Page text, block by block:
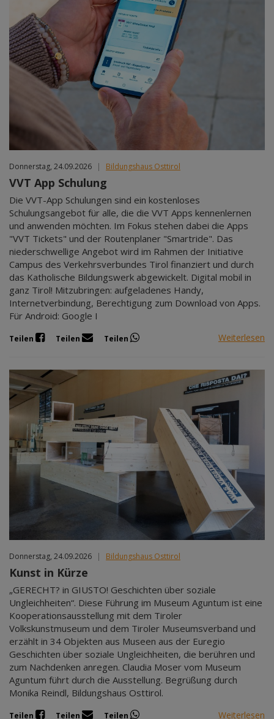
Nov 2026
Dez 2026
Jan 2027
Feb 2027
Mär 2027
Apr 2027
Mai 2027
Jun 2027
Donnerstag, 24.09.2026 | Bildungshaus Osttirol
VVT App Schulung
Die VVT-App Schulungen sind ein kostenloses
Schulungsangebot für alle, die die VVT Apps kennenlernen
und anwenden möchten. Im Fokus stehen dabei die Apps
"VVT Tickets" und der Routenplaner "Smartride". Das
niederschwellige Angebot wird im Rahmen der Initiative
Campus des Verkehrsverbundes Tirol finanziert und durch
das Katholische Bildungswerk abgewickelt. Digital mobil in
ganz Tirol! Mitzubringen: aufgeladenes Handy,
Internetverbindung, Berechtigung zum Download von Apps.
Für Android: Google I
Teilen Teilen Teilen Weiterlesen
Donnerstag, 24.09.2026 | Bildungshaus Osttirol
Kunst in Kürze
„GERECHT? in GIUSTO! Geschichten über soziale
Ungleichheiten“. Diese Führung im Museum Aguntum ist eine
Kooperationsausstellung mit dem Tiroler
Volkskunstmuseum und dem Tiroler Museumsverband und
erzählt in 34 Objekten aus Museen aus der Euregio
Geschichten über soziale Ungleichheiten, die berühren und
zum Nachdenken anregen. Claudia Moser vom Museum
Aguntum führt durch die Ausstellung. Begrüßung durch
Monika Reindl, Bildungshaus Osttirol.
Teilen Teilen Teilen Weiterlesen